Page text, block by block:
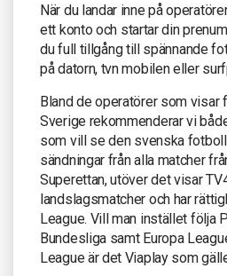
När du landar inne på
ett konto och startar din
du full tillgång till spännande
på datorn, tvn mobilen eller
Bland de operatörer som visar
Sverige rekommenderar vi
som vill se den svenska
sändningar från alla matcher
Superettan, utöver det visar
landslagsmatcher och har
League. Vill man instället följa
Bundesliga samt Europa
League är det Viaplay som